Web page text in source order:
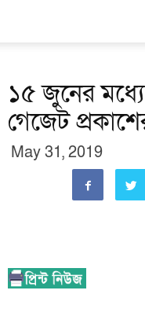
১৫ জুনের
গেজেট
May 31, 2019